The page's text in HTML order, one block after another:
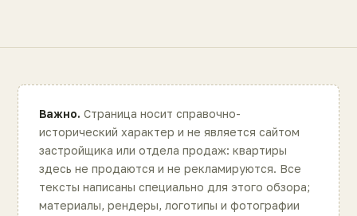
Важно. Страница носит справочно-
исторический характер и не является сайтом
застройщика или отдела продаж: квартиры
здесь не продаются и не рекламируются. Все
тексты написаны специально для этого обзора;
материалы, рендеры, логотипы и фотографии